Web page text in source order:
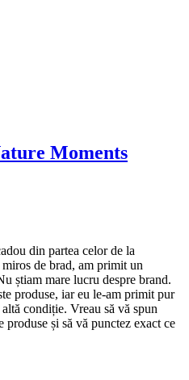
Moments
din partea celor de la
de brad, am primit un
știam mare lucru despre brand.
produse, iar eu le-am primit pur
condiție. Vreau să vă spun
produse și să vă punctez exact ce